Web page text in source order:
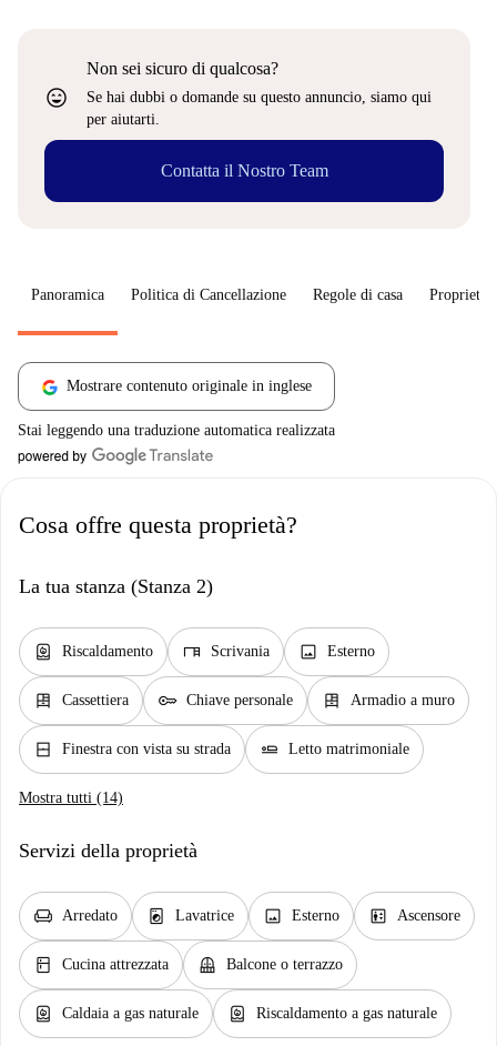
sentiment_very_satisfied
Non sei sicuro di qualcosa?
Se hai dubbi o domande su questo annuncio, siamo qui
per aiutarti.
Contatta il Nostro Team
Panoramica Politica di Cancellazione Regole di casa
Mostrare contenuto originale in inglese
Stai leggendo una traduzione automatica realizzata
Cosa offre questa proprietà?
La tua stanza (Stanza 2)
water_heater Riscaldamento desk Scrivania image Esterno
dresser Cassettiera key Chiave personale dresser Armadio a muro
window_closed Finestra con vista su strada airline_seat_flat Letto matrimoniale
Mostra tutti (14)
Servizi della proprietà
chair Arredato local_laundry_service Lavatrice image Esterno elevator Ascensore
kitchen Cucina attrezzata balcony Balcone o terrazzo
water_heater Caldaia a gas naturale water_heater Riscaldamento a gas naturale